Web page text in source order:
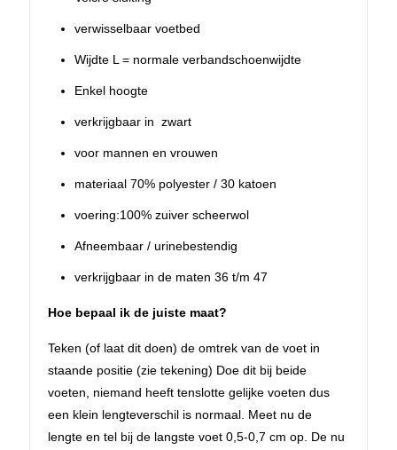
verwisselbaar voetbed
Wijdte L = normale verbandschoenwijdte
Enkel hoogte
verkrijgbaar in zwart
voor mannen en vrouwen
materiaal 70% polyester / 30 katoen
voering:100% zuiver scheerwol
Afneembaar / urinebestendig
verkrijgbaar in de maten 36 t/m 47
Hoe bepaal ik de juiste maat?
Teken (of laat dit doen) de omtrek van de voet in
staande positie (zie tekening) Doe dit bij beide
voeten, niemand heeft tenslotte gelijke voeten dus
een klein lengteverschil is normaal. Meet nu de
lengte en tel bij de langste voet 0,5-0,7 cm op. De nu